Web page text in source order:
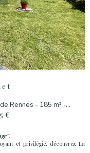
Rennes - 185 m² -...
€
et privilégié, découvrez La